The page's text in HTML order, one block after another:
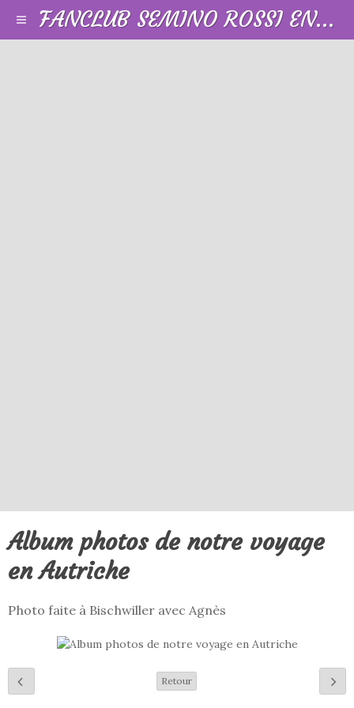
FANCLUB SEMINO ROSSI EN FRANCE
Album photos de notre voyage
en Autriche
Photo faite à Bischwiller avec Agnès
Retour